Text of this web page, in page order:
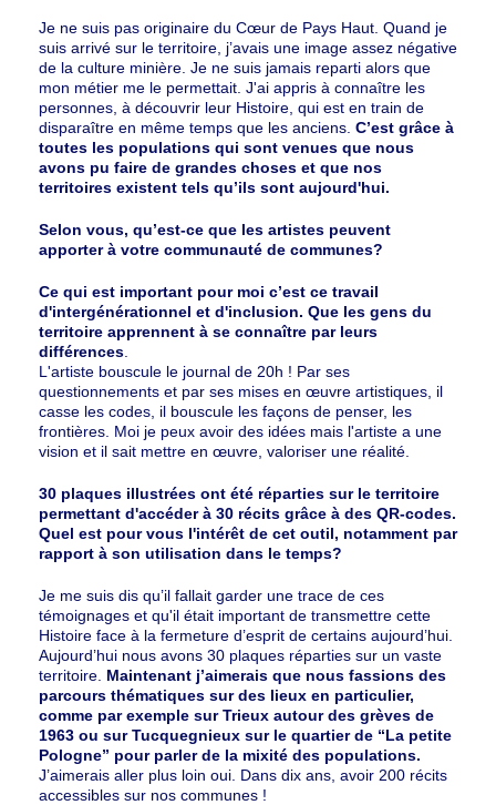
Je ne suis pas originaire du Cœur de Pays Haut. Quand je
suis arrivé sur le territoire, j’avais une image assez négative
de la culture minière. Je ne suis jamais reparti alors que
mon métier me le permettait. J'ai appris à connaître les
personnes, à découvrir leur Histoire, qui est en train de
disparaître en même temps que les anciens. C’est grâce à
toutes les populations qui sont venues que nous
avons pu faire de grandes choses et que nos
territoires existent tels qu’ils sont aujourd'hui.
Selon vous, qu’est-ce que les artistes peuvent
apporter à votre communauté de communes?
Ce qui est important pour moi c’est ce travail
d'intergénérationnel et d'inclusion. Que les gens du
territoire apprennent à se connaître par leurs
différences
L'artiste bouscule le journal de 20h ! Par ses
questionnements et par ses mises en œuvre artistiques, il
casse les codes, il bouscule les façons de penser, les
frontières. Moi je peux avoir des idées mais l'artiste a une
vision et il sait mettre en œuvre, valoriser une réalité.
30 plaques illustrées ont été réparties sur le territoire
permettant d'accéder à 30 récits grâce à des QR-codes.
Quel est pour vous l'intérêt de cet outil, notamment par
rapport à son utilisation dans le temps?
Je me suis dis qu’il fallait garder une trace de ces
témoignages et qu'il était important de transmettre cette
Histoire face à la fermeture d’esprit de certains aujourd’hui.
Aujourd’hui nous avons 30 plaques réparties sur un vaste
territoire. Maintenant j’aimerais que nous fassions des
parcours thématiques sur des lieux en particulier,
comme par exemple sur Trieux autour des grèves de
1963 ou sur Tucquegnieux sur le quartier de “La petite
Pologne” pour parler de la mixité des populations.
J’aimerais aller plus loin oui. Dans dix ans, avoir 200 récits
accessibles sur nos communes !